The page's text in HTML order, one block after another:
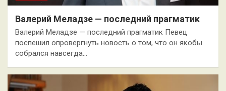
Валерий Меладзе — последний прагматик
Валерий Меладзе — последний прагматик Певец
поспешил опровергнуть новость о том, что он якобы
собрался навсегда…